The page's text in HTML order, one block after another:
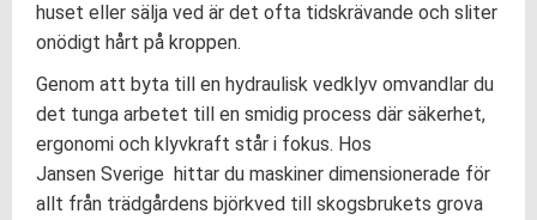
huset eller sälja ved är det ofta tidskrävande och sliter
onödigt hårt på kroppen.
Genom att byta till en hydraulisk vedklyv omvandlar du
det tunga arbetet till en smidig process där säkerhet,
ergonomi och klyvkraft står i fokus. Hos
Jansen Sverige hittar du maskiner dimensionerade för
allt från trädgårdens björkved till skogsbrukets grova